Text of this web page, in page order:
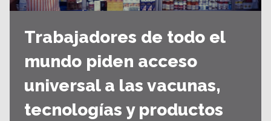
Trabajadores de todo el
mundo piden acceso
universal a las vacunas,
tecnologías y productos